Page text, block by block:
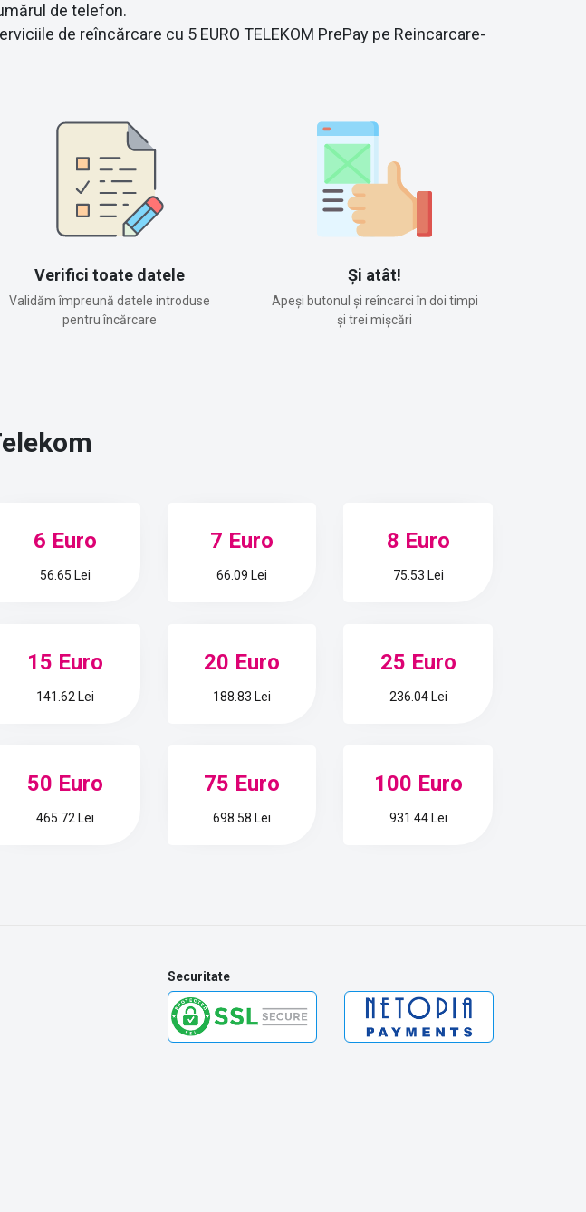
de telefon.
de reîncărcare cu 5 EURO TELEKOM PrePay pe Reincarcare-
Verifici toate datele
Validăm împreună datele introduse
pentru încărcare
Și atât!
Apeși butonul și reîncarci în doi timpi
și trei mișcări
6 Euro
56.65 Lei
7 Euro
66.09 Lei
8 Euro
75.53 Lei
15 Euro
141.62 Lei
20 Euro
188.83 Lei
25 Euro
236.04 Lei
50 Euro
465.72 Lei
75 Euro
698.58 Lei
100 Euro
931.44 Lei
Securitate